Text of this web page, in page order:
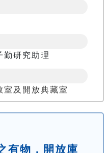
勤研究助理
室及開放典藏室
有物．開放庫